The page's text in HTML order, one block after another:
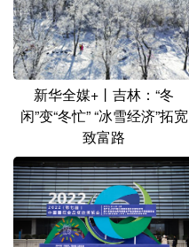
多语种频道
English Español
Русский язык
Deutsch Português
新华全媒+丨吉林：“冬
闲”变“冬忙” “冰雪经济”拓宽
致富路